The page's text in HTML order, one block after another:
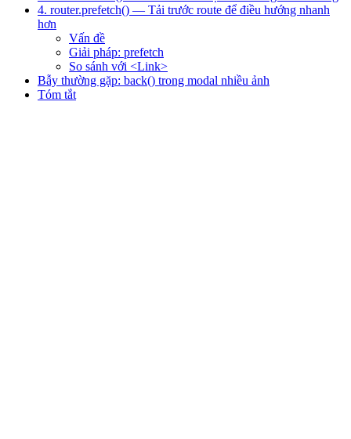
4. router.prefetch() — Tải trước route để điều hướng nhanh
hơn
Vấn đề
Giải pháp: prefetch
So sánh với <Link>
Bẫy thường gặp: back() trong modal nhiều ảnh
Tóm tắt